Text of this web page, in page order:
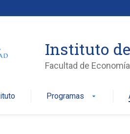
Instituto
Facultad de
Programas arrow_drop_down